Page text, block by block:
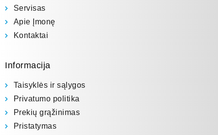
Servisas
Apie Įmonę
Kontaktai
Informacija
Taisyklės ir sąlygos
Privatumo politika
Prekių grąžinimas
Pristatymas